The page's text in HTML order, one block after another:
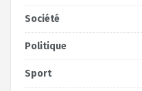
Société
Politique
Sport